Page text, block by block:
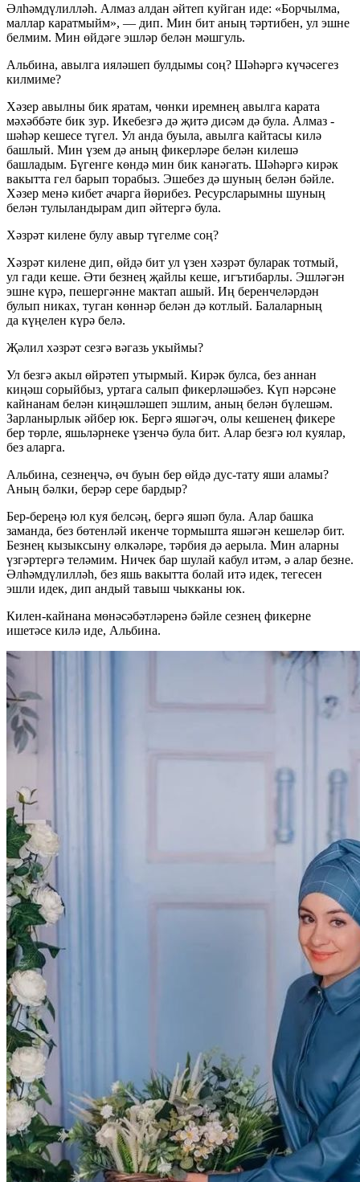
Әлһәмдүлилләһ. Алмаз алдан әйтеп куйган иде: «Борчылма,
маллар каратмыйм», — дип. Мин бит аның тәртибен, ул эшне
белмим. Мин өйдәге эшләр белән мәшгуль.
Альбина, авылга ияләшеп булдымы соң? Шәһәргә күчәсегез
килмиме?
Хәзер авылны бик яратам, чөнки иремнең авылга карата
мәхәббәте бик зур. Икебезгә дә җитә дисәм дә була. Алмаз -
шәһәр кешесе түгел. Ул анда буыла, авылга кайтасы килә
башлый. Мин үзем дә аның фикерләре белән килешә
башладым. Бүгенге көндә мин бик канәгать. Шәһәргә кирәк
вакытта гел барып торабыз. Эшебез дә шуның белән бәйле.
Хәзер менә кибет ачарга йөрибез. Ресурсларымны шуның
белән тулыландырам дип әйтергә була.
Хәзрәт килене булу авыр түгелме соң?
Хәзрәт килене дип, өйдә бит ул үзен хәзрәт буларак тотмый,
ул гади кеше. Әти безнең җайлы кеше, игътибарлы. Эшләгән
эшне күрә, пешергәнне мактап ашый. Иң беренчеләрдән
булып никах, туган көннәр белән дә котлый. Балаларның
да күңелен күрә белә.
Җәлил хәзрәт сезгә вәгазь укыймы?
Ул безгә акыл өйрәтеп утырмый. Кирәк булса, без аннан
киңәш сорыйбыз, уртага салып фикерләшәбез. Күп нәрсәне
кайнанам белән киңәшләшеп эшлим, аның белән бүлешәм.
Зарланырлык әйбер юк. Бергә яшәгәч, олы кешенең фикере
бер төрле, яшьләрнеке үзенчә була бит. Алар безгә юл куялар,
без аларга.
Альбина, сезнеңчә, өч буын бер өйдә дус-тату яши аламы?
Аның бәлки, берәр сере бардыр?
Бер-береңә юл куя белсәң, бергә яшәп була. Алар башка
заманда, без бөтенләй икенче тормышта яшәгән кешеләр бит.
Безнең кызыксыну өлкәләре, тәрбия дә аерыла. Мин аларны
үзгәртергә теләмим. Ничек бар шулай кабул итәм, ә алар безне.
Әлһәмдүлилләһ, без яшь вакытта болай итә идек, тегесен
эшли идек, дип андый тавыш чыкканы юк.
Килен-кайнана мөнәсәбәтләренә бәйле сезнең фикерне
ишетәсе килә иде, Альбина.